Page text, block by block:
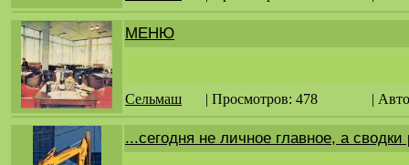
МЕНЮ
Сельмаш | Просмотров: 478 |
...сегодня не личное главное, а сводки